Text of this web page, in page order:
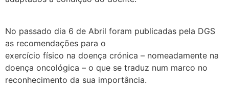
No passado dia 6 de Abril foram publicadas pela DGS
as recomendações para o
exercício físico na doença crónica – nomeadamente na
doença oncológica – o que se traduz num marco no
reconhecimento da sua importância.